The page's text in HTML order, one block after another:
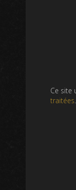
Ce site
traitées.